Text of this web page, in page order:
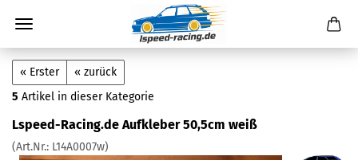
« Erster
« zurück
5 Artikel in dieser Kategorie
Lspeed-Racing.de Aufkleber 50,5cm weiß
(Art.Nr.: L14A0007w)